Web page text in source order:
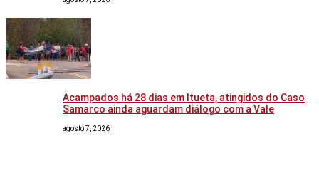
Acampados há 28 dias em Itueta, atingidos do Caso
Samarco ainda aguardam diálogo com a Vale
agosto 7, 2026